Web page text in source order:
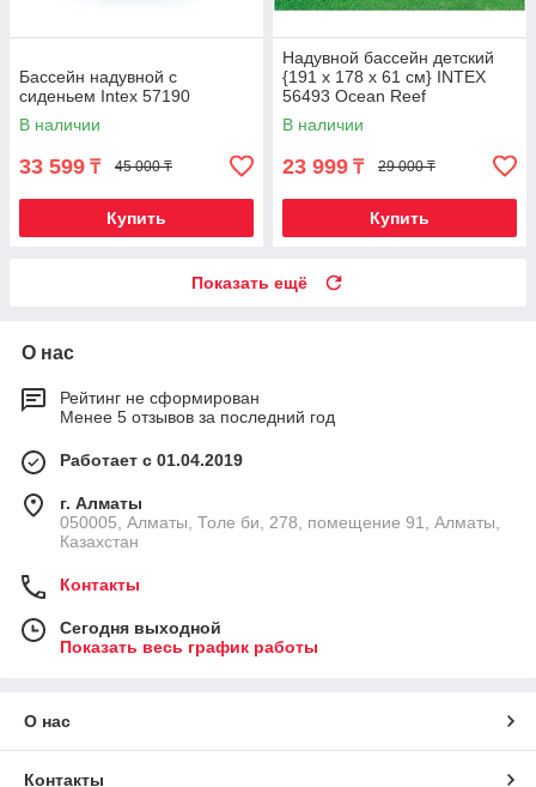
Бассейн надувной с
сиденьем Intex 57190
В наличии
33 599 ₸ 45 000 ₸
Купить
Надувной бассейн детский
{191 x 178 x 61 см} INTEX
56493 Ocean Reef
В наличии
23 999 ₸ 29 000 ₸
Купить
Показать ещё
О нас
Рейтинг не сформирован
Менее 5 отзывов за последний год
Работает с 01.04.2019
г. Алматы
050005, Алматы, Толе би, 278, помещение 91, Алматы,
Казахстан
Контакты
Сегодня выходной
Показать весь график работы
О нас
Контакты